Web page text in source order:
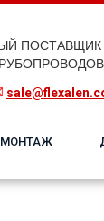
ПОСТАВЩИК
МОНТАЖ